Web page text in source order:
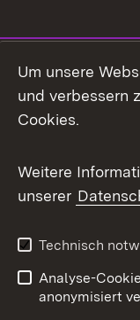
Facebook
X / Twitter
Youtube
Impressum
Um unsere
und verbessern
Cookies.
Weitere
unserer
Technisch
Analyse-
anonymisiert